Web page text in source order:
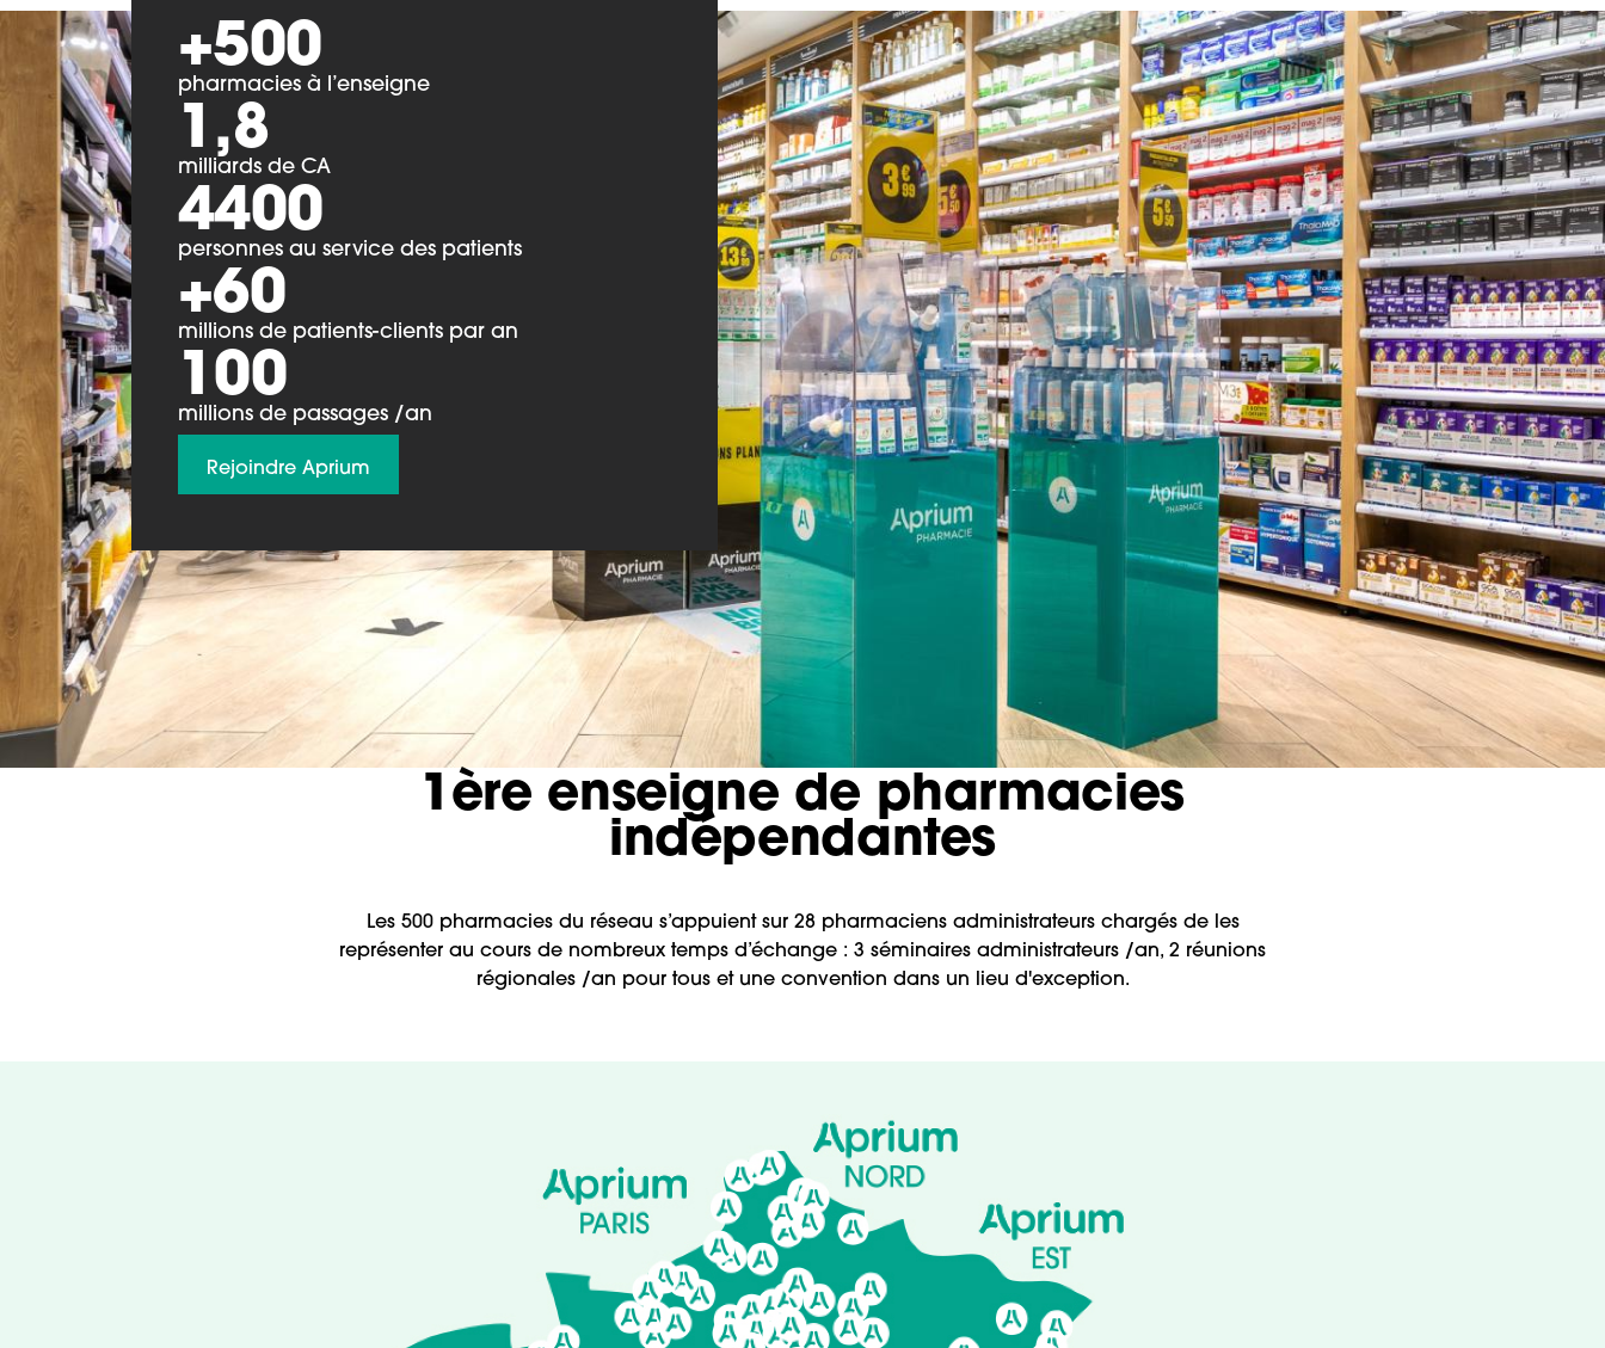
+500
pharmacies à l’enseigne
1,8
milliards de CA
4400
personnes au service des patients
+60
millions de patients-clients par an
100
millions de passages /an
Rejoindre Aprium
1ère enseigne de pharmacies
indépendantes
Les 500 pharmacies du réseau s’appuient sur 28 pharmaciens administrateurs chargés de les
représenter au cours de nombreux temps d’échange : 3 séminaires administrateurs /an, 2 réunions
régionales /an pour tous et une convention dans un lieu d'exception.